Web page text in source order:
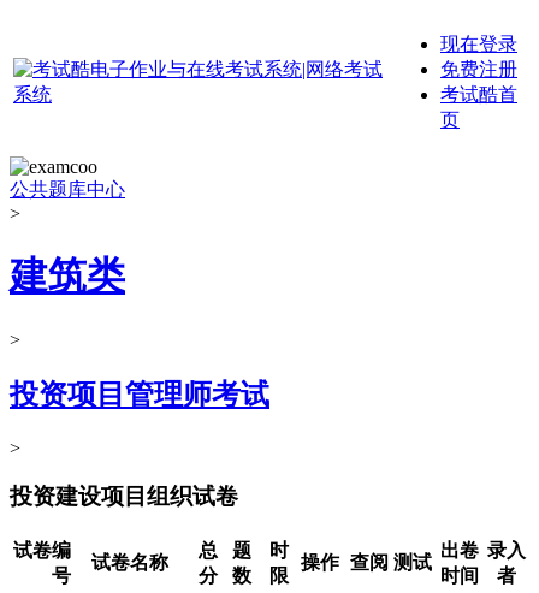
现在登录
免费注册
考试酷首
页
公共题库中心
>
建筑类
>
投资项目管理师考试
>
投资建设项目组织试卷
试卷编
号
试卷名称
总
分
题
数
时
限
操作 查阅 测试
出卷
时间
录入
者